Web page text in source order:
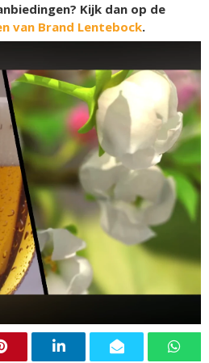
Kijk dan op de
van Brand Lentebock.